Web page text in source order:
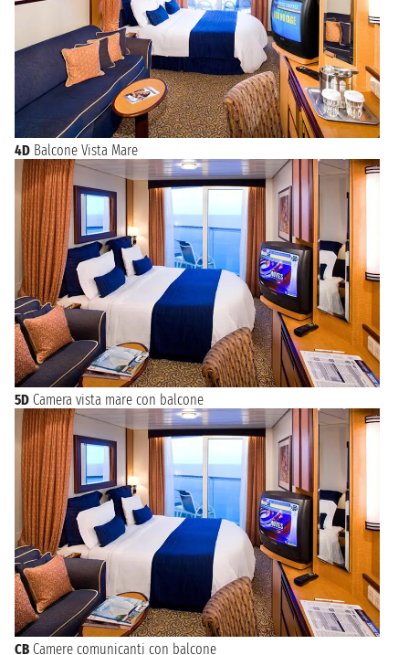
4D Balcone Vista Mare
5D Camera vista mare con balcone
CB Camere comunicanti con balcone